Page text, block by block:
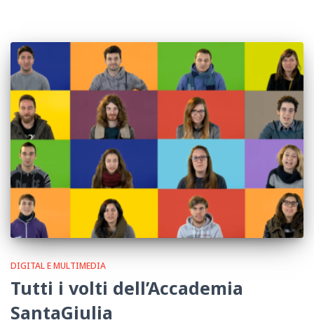
DIGITAL E MULTIMEDIA
Tutti i volti dell’Accademia
SantaGiulia